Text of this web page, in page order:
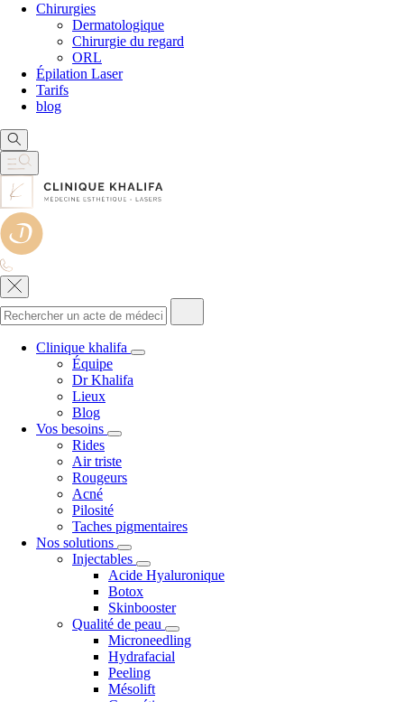
Chirurgies
Dermatologique
Chirurgie du regard
ORL
Épilation Laser
Tarifs
blog
Clinique khalifa
Équipe
Dr Khalifa
Lieux
Blog
Vos besoins
Rides
Air triste
Rougeurs
Acné
Pilosité
Taches pigmentaires
Nos solutions
Injectables
Acide Hyaluronique
Botox
Skinbooster
Qualité de peau
Microneedling
Hydrafacial
Peeling
Mésolift